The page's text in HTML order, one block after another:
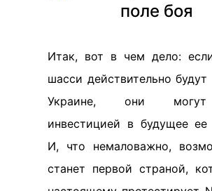
поле боя
Итак, вот в чем дело:
шасси действительно будут
Украине, они
инвестицией в будущее ее
И, что немаловажно,
станет первой страной,